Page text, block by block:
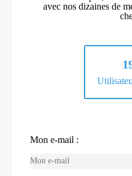
avec nos dizaines de
Mon e-mail :